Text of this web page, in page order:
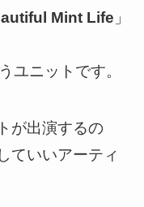
Mint Life 」
ユニットです。
が出演するの
ていいアーティ